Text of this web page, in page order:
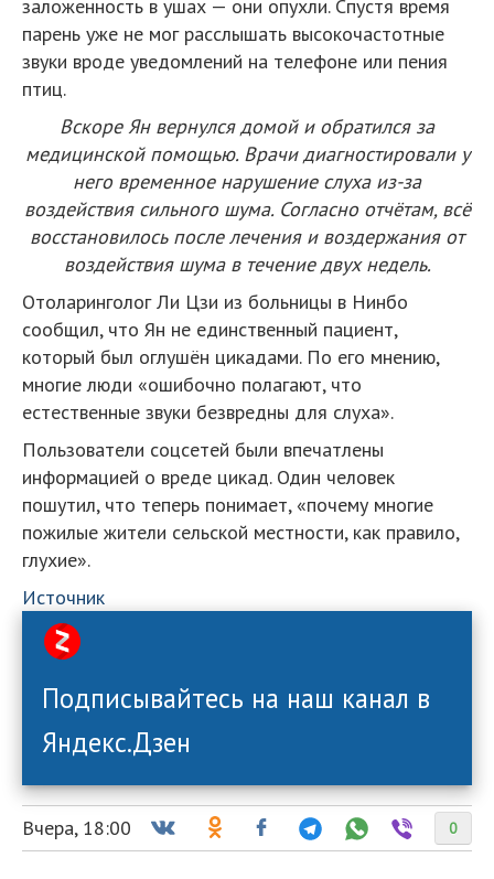
заложенность в ушах — они опухли. Спустя время
парень уже не мог расслышать высокочастотные
звуки вроде уведомлений на телефоне или пения
птиц.
Вскоре Ян вернулся домой и обратился за
медицинской помощью. Врачи диагностировали у
него временное нарушение слуха из-за
воздействия сильного шума. Согласно отчётам, всё
восстановилось после лечения и воздержания от
воздействия шума в течение двух недель.
Отоларинголог Ли Цзи из больницы в Нинбо
сообщил, что Ян не единственный пациент,
который был оглушён цикадами. По его мнению,
многие люди «ошибочно полагают, что
естественные звуки безвредны для слуха».
Пользователи соцсетей были впечатлены
информацией о вреде цикад. Один человек
пошутил, что теперь понимает, «почему многие
пожилые жители сельской местности, как правило,
глухие».
Источник
Подписывайтесь на наш канал в
Яндекс.Дзен
0
Вчера, 18:00